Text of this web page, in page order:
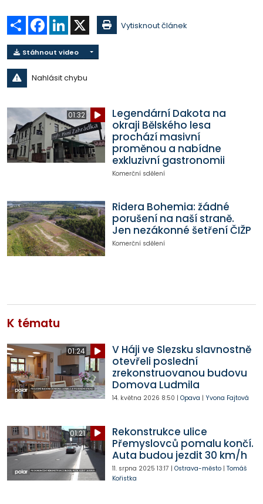
Sdílet Facebook
LinkedIn Vytisknout článek
Stáhnout video
Nahlásit chybu
01:32
Legendární Dakota na
okraji Bělského lesa
prochází masivní
proměnou a nabídne
exkluzivní gastronomii
Komerční sdělení
Ridera Bohemia: žádné
porušení na naší straně.
Jen nezákonné šetření ČIŽP
Komerční sdělení
K tématu
01:24
V Háji ve Slezsku slavnostně
otevřeli poslední
zrekonstruovanou budovu
Domova Ludmila
14. května 2026 8:50 | Opava | Yvona Fajtová
01:21
Rekonstrukce ulice
Přemyslovců pomalu končí.
Auta budou jezdit 30 km/h
11. srpna 2025 13:17 | Ostrava-město| Tomáš
Kořistka